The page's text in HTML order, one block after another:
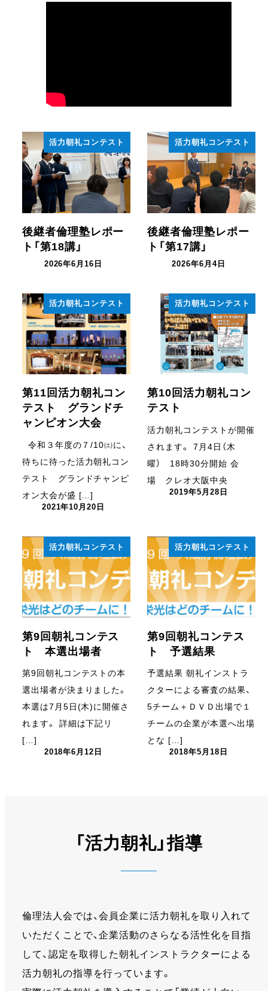
活力朝礼コンテスト
後継者倫理塾レポー
ト「第18講」
投稿日
2026年6月16日
活力朝礼コンテスト
後継者倫理塾レポー
ト「第17講」
投稿日
2026年6月4日
活力朝礼コンテスト
第11回活力朝礼コン
テスト グランドチ
ャンピオン大会
令和３年度の７/10㈯に、
待ちに待った活力朝礼コン
テスト グランドチャンピ
オン大会が盛 […]
投稿日
2021年10月20日
活力朝礼コンテスト
第10回活力朝礼コン
テスト
活力朝礼コンテストが開催
されます。 7月4日（木
曜） 18時30分開始 会
場 クレオ大阪中央
投稿日
2019年5月28日
活力朝礼コンテスト
第9回朝礼コンテス
ト 本選出場者
第9回朝礼コンテストの本
選出場者が決まりました。
本選は7月5日(木)に開催さ
れます。 詳細は下記リ
[…]
投稿日
2018年6月12日
活力朝礼コンテスト
第9回朝礼コンテス
ト 予選結果
予選結果 朝礼インストラ
クターによる審査の結果、
5チーム＋ＤＶＤ出場で１
チームの企業が本選へ出場
とな […]
投稿日
2018年5月18日
「活力朝礼」指導
倫理法人会では、会員企業に活力朝礼を取り入れて
いただくことで、企業活動のさらなる活性化を目指
して、認定を取得した朝礼インストラクターによる
活力朝礼の指導を行っています。